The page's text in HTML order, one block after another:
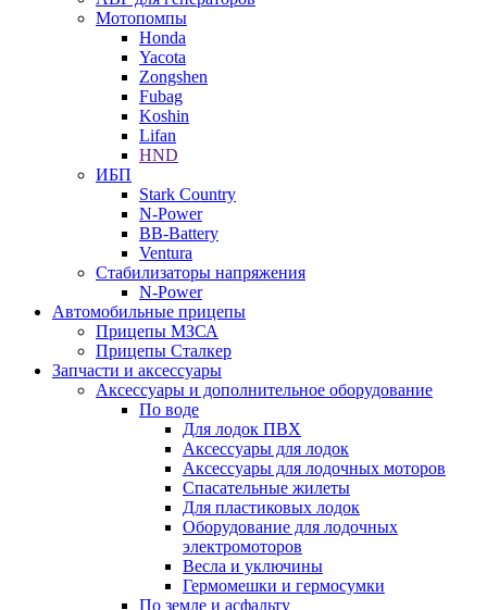
Мотопомпы
Honda
Yacota
Zongshen
Fubag
Koshin
Lifan
HND
ИБП
Stark Country
N-Power
BB-Battery
Ventura
Стабилизаторы напряжения
N-Power
Автомобильные прицепы
Прицепы МЗСА
Прицепы Сталкер
Запчасти и аксессуары
Аксессуары и дополнительное оборудование
По воде
Для лодок ПВХ
Аксессуары для лодок
Аксессуары для лодочных моторов
Спасательные жилеты
Для пластиковых лодок
Оборудование для лодочных
электромоторов
Весла и уключины
Гермомешки и гермосумки
По земле и асфальту